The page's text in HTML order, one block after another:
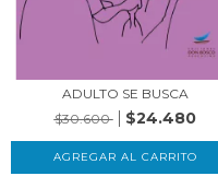
ADULTO SE BUSCA
$30.600
$24.480